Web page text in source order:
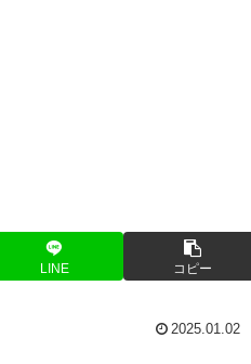
LINE コピー
2025.01.02